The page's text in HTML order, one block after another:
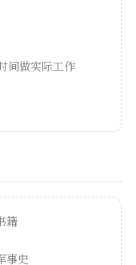
间做实际工作
籍
事史